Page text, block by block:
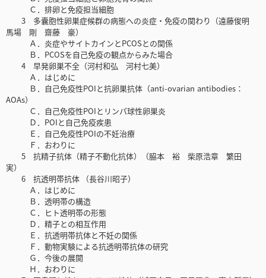
Ｃ．排卵と免疫担当細胞
3 多囊胞性卵巣症候群の病態への炎症・免疫の関わり（遠藤俊明
馬場 剛 齋藤 豪）
Ａ．炎症やサイトカインとPCOSとの関係
Ｂ．PCOSを自己免疫の観点からみた場合
4 早発卵巣不全（河村和弘 河村七美）
Ａ．はじめに
Ｂ．自己免疫性POIと抗卵巣抗体（anti-ovarian antibodies：
AOAs）
Ｃ．自己免疫性POIとリンパ球性卵巣炎
Ｄ．POIと自己免疫疾患
Ｅ．自己免疫性POIの不妊治療
Ｆ．おわりに
5 抗精子抗体（精子不動化抗体）（脇本 裕 柴原浩章 繁田
実）
6 抗透明帯抗体 （長谷川昭子）
Ａ．はじめに
Ｂ．透明帯の構造
Ｃ．ヒト透明帯の形態
Ｄ．精子との相互作用
Ｅ．抗透明帯抗体と不妊の関係
Ｆ．動物実験による抗透明帯抗体の研究
Ｇ．今後の展開
Ｈ．おわりに